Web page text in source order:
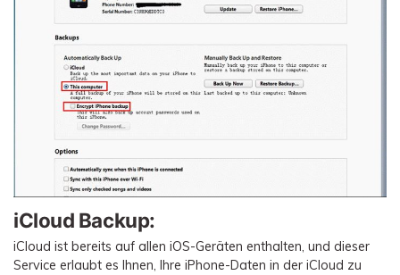
iCloud Backup:
iCloud ist bereits auf allen iOS-Geräten enthalten, und dieser
Service erlaubt es Ihnen, Ihre iPhone-Daten in der iCloud zu